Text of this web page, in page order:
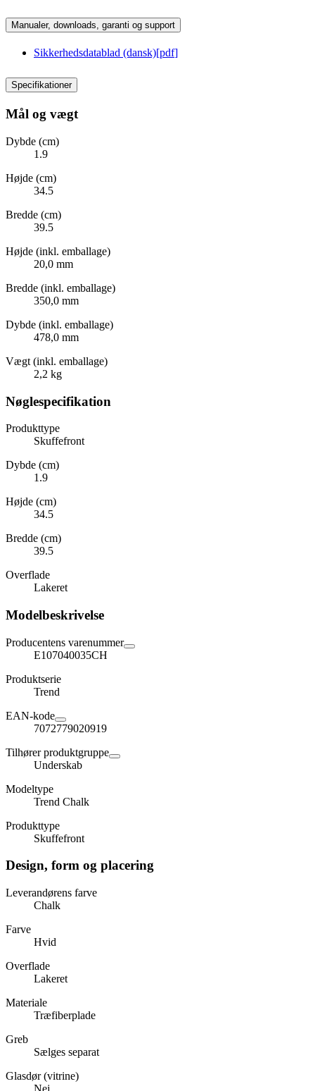
Manualer, downloads, garanti og support
Sikkerhedsdatablad (dansk)[pdf]
Specifikationer
Mål og vægt
Dybde (cm)
1.9
Højde (cm)
34.5
Bredde (cm)
39.5
Højde (inkl. emballage)
20,0 mm
Bredde (inkl. emballage)
350,0 mm
Dybde (inkl. emballage)
478,0 mm
Vægt (inkl. emballage)
2,2 kg
Nøglespecifikation
Produkttype
Skuffefront
Dybde (cm)
1.9
Højde (cm)
34.5
Bredde (cm)
39.5
Overflade
Lakeret
Modelbeskrivelse
Producentens varenummer
E107040035CH
Produktserie
Trend
EAN-kode
7072779020919
Tilhører produktgruppe
Underskab
Modeltype
Trend Chalk
Produkttype
Skuffefront
Design, form og placering
Leverandørens farve
Chalk
Farve
Hvid
Overflade
Lakeret
Materiale
Træfiberplade
Greb
Sælges separat
Glasdør (vitrine)